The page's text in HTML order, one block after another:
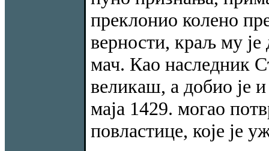
преклонио колено
верности, краљ му је
мач. Као наследник
великаш, а добио је
маја 1429. могао
повластице, које је